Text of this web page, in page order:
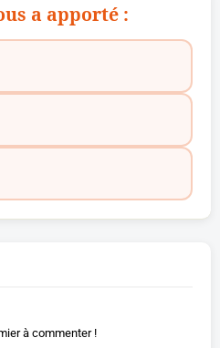
a apporté :
à commenter !